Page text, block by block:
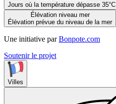
Jours où la température dépasse 35°C
Élévation niveau mer
Élévation prévue du niveau de la mer
Une initiative par Bonpote.com
Soutenir le projet
Villes